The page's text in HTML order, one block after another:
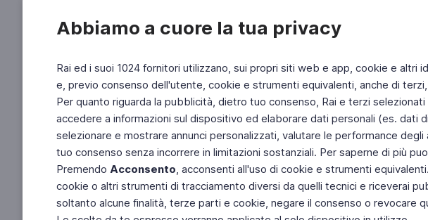
Abbiamo a cuore la tua privacy
Rai ed i suoi 1024 fornitori utilizzano, sui propri siti web e app, cookie e
e, previo consenso dell'utente, cookie e strumenti equivalenti, anche di
Per quanto riguarda la pubblicità, dietro tuo consenso, Rai e terzi
accedere a informazioni sul dispositivo ed elaborare dati personali (es. dati
selezionare e mostrare annunci personalizzati, valutare le performance
tuo consenso senza incorrere in limitazioni sostanziali. Per saperne di più
Premendo Acconsento, acconsenti all'uso di cookie e strumenti
cookie o altri strumenti di tracciamento diversi da quelli tecnici e riceverai
soltanto alcune finalità, terze parti e cookie, negare il consenso o revocare
Fai di Televideo la